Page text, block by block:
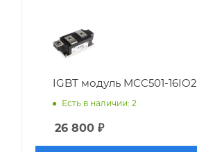
IGBT модуль MCC501-16IO2
Есть в наличии: 2
26 800 ₽